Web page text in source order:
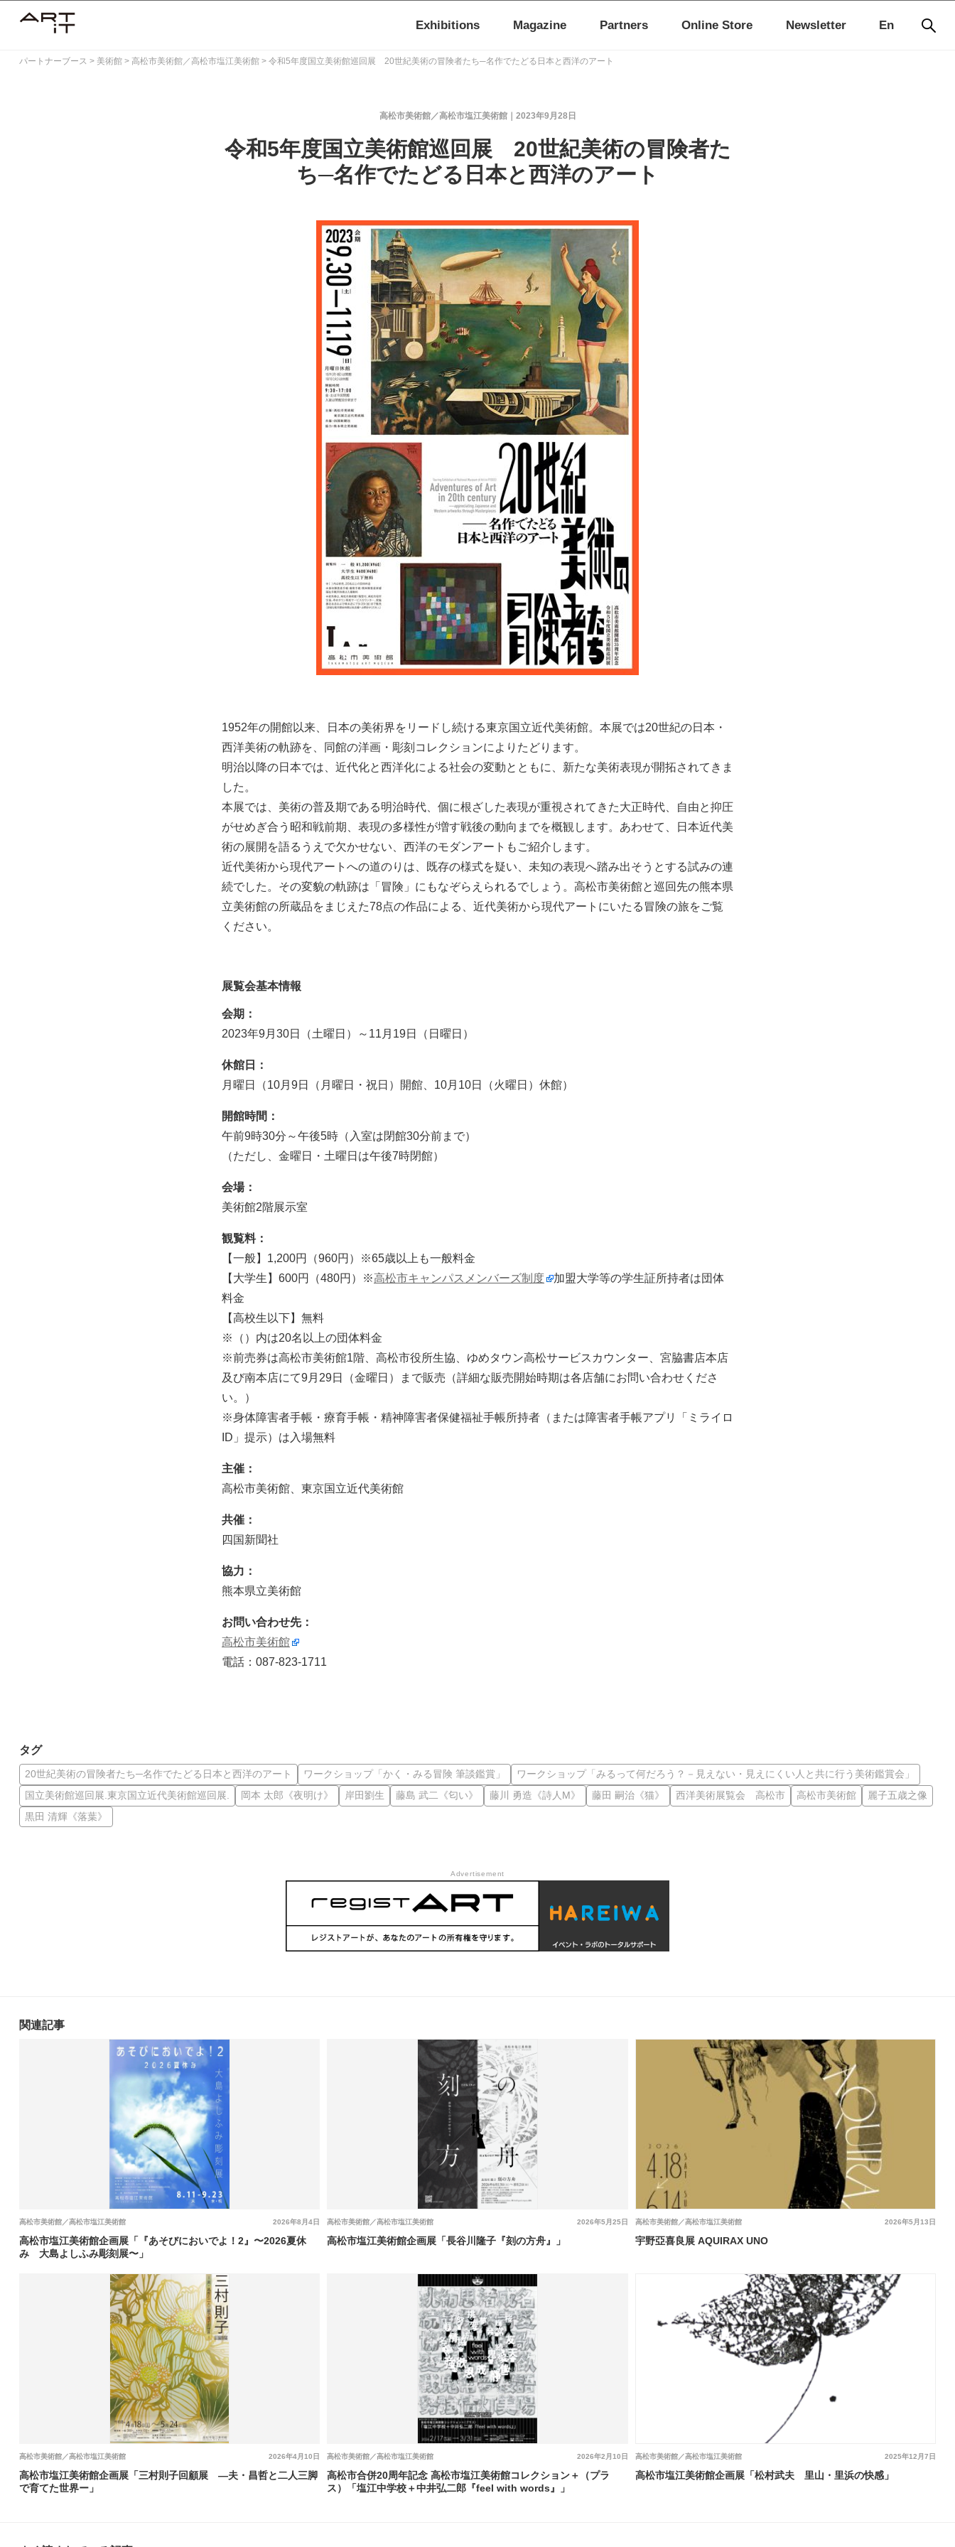
En
Exhibitions Magazine Partners Online Store Newsletter
パートナーブース > 美術館 > 高松市美術館／高松市塩江美術館 > 令和5年度国立美術館巡回展 20世紀美術の冒険者たち─名作でたどる日本と西洋のアート
2023年9月28日
高松市美術館／高松市塩江美術館
令和5年度国立美術館巡回展 20世紀美術の冒険者た
ち─名作でたどる日本と西洋のアート
1952年の開館以来、日本の美術界をリードし続ける東京国立近代美術館。本展では20世紀の日本・
西洋美術の軌跡を、同館の洋画・彫刻コレクションによりたどります。
明治以降の日本では、近代化と西洋化による社会の変動とともに、新たな美術表現が開拓されてきま
した。
本展では、美術の普及期である明治時代、個に根ざした表現が重視されてきた大正時代、自由と抑圧
がせめぎ合う昭和戦前期、表現の多様性が増す戦後の動向までを概観します。あわせて、日本近代美
術の展開を語るうえで欠かせない、西洋のモダンアートもご紹介します。
近代美術から現代アートへの道のりは、既存の様式を疑い、未知の表現へ踏み出そうとする試みの連
続でした。その変貌の軌跡は「冒険」にもなぞらえられるでしょう。高松市美術館と巡回先の熊本県
立美術館の所蔵品をまじえた78点の作品による、近代美術から現代アートにいたる冒険の旅をご覧
ください。
展覧会基本情報
会期：
2023年9月30日（土曜日）～11月19日（日曜日）
休館日：
月曜日（10月9日（月曜日・祝日）開館、10月10日（火曜日）休館）
開館時間：
午前9時30分～午後5時（入室は閉館30分前まで）
（ただし、金曜日・土曜日は午後7時閉館）
会場：
美術館2階展示室
観覧料：
【一般】1,200円（960円）※65歳以上も一般料金
【大学生】600円（480円）※高松市キャンパスメンバーズ制度
加盟大学等の学生証所持者は団体
料金
【高校生以下】無料
※（）内は20名以上の団体料金
※前売券は高松市美術館1階、高松市役所生協、ゆめタウン高松サービスカウンター、宮脇書店本店
及び南本店にて9月29日（金曜日）まで販売（詳細な販売開始時期は各店舗にお問い合わせくださ
い。）
※身体障害者手帳・療育手帳・精神障害者保健福祉手帳所持者（または障害者手帳アプリ「ミライロ
ID」提示）は入場無料
主催：
高松市美術館、東京国立近代美術館
共催：
四国新聞社
協力：
熊本県立美術館
お問い合わせ先：
高松市美術館
電話：087-823-1711
タグ
20世紀美術の冒険者たち─名作でたどる日本と西洋のアート ワークショップ「かく・みる冒険 筆談鑑賞」
ワークショップ「みるって何だろう？－見えない・見えにくい人と共に行う美術鑑賞会」
国立美術館巡回展.東京国立近代美術館巡回展.
岡本 太郎《夜明け》 岸田劉生 藤島 武二《匂い》 藤川 勇造《詩人M》 藤田 嗣治《猫》 西洋美術展覧会 高松市 高松市美術館
麗子五歳之像
黒田 清輝《落葉》
Advertisement
関連記事
2026年8月4日
高松市美術館／高松市塩江美術館
高松市塩江美術館企画展「『あそびにおいでよ！2』〜2026夏休
み 大島よしふみ彫刻展〜」
2026年5月25日
高松市美術館／高松市塩江美術館
高松市塩江美術館企画展「長谷川隆子『刻の方舟』」
2026年5月13日
高松市美術館／高松市塩江美術館
宇野亞喜良展 AQUIRAX UNO
2026年4月10日
高松市美術館／高松市塩江美術館
高松市塩江美術館企画展「三村則子回顧展 ―夫・昌哲と二人三脚
で育てた世界ー」
2026年2月10日
高松市美術館／高松市塩江美術館
高松市合併20周年記念 高松市塩江美術館コレクション＋（プラ
ス）「塩江中学校＋中井弘二郎『feel with words』」
2025年12月7日
高松市美術館／高松市塩江美術館
高松市塩江美術館企画展「松村武夫 里山・里浜の快感」